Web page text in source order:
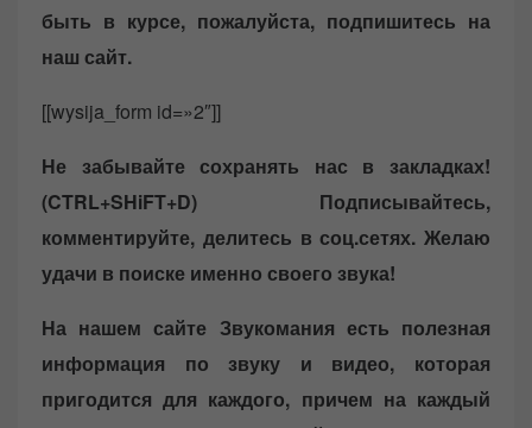
быть в курсе, пожалуйста, подпишитесь на
наш сайт.
[[wysija_form id=»2″]]
Не забывайте сохранять нас в закладках!
(CTRL+SHiFT+D)
Подписывайтесь,
комментируйте, делитесь в соц.сетях. Желаю
удачи в поиске именно своего звука!
На нашем сайте Звукомания есть полезная
информация по звуку и видео, которая
пригодится для каждого, причем на каждый